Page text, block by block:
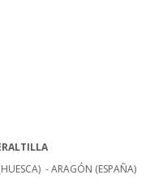
- ARAGÓN (ESPAÑA)